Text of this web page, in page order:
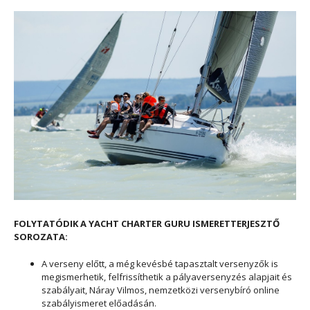
FOLYTATÓDIK A YACHT CHARTER GURU ISMERETTERJESZTŐ
SOROZATA:
A verseny előtt, a még kevésbé tapasztalt versenyzők is
megismerhetik, felfrissíthetik a pályaversenyzés alapjait és
szabályait, Náray Vilmos, nemzetközi versenybíró online
szabályismeret előadásán.